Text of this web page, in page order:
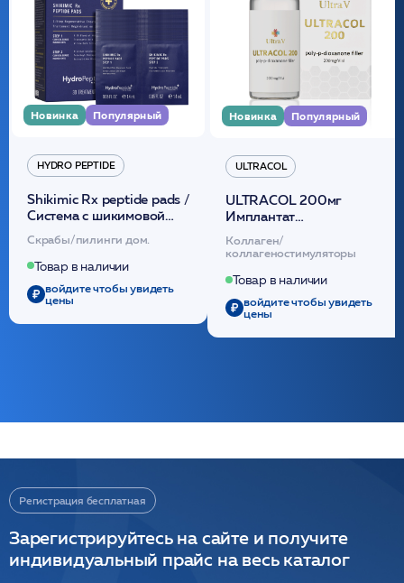
Новинка Популярный
HYDRO PEPTIDE
Shikimic Rx peptide pads /
Cистема с шикимовой
кислотой обновляющая
(30шт) /HP
Скрабы/пилинги дом.
Товар в наличии
войдите чтобы увидеть
цены
Новинка Популярный
ULTRACOL
ULTRACOL 200мг
Имплантат
внутридермальный,
стерильный на основе
полидиоксанона
/ULTRACOL
Коллаген/
коллагеностимуляторы
Товар в наличии
войдите чтобы увидеть
цены
Регистрация бесплатная
Зарегистрируйтесь на сайте и получите
индивидуальный прайс на весь каталог